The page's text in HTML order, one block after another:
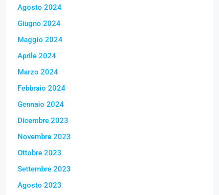
Agosto 2024
Giugno 2024
Maggio 2024
Aprile 2024
Marzo 2024
Febbraio 2024
Gennaio 2024
Dicembre 2023
Novembre 2023
Ottobre 2023
Settembre 2023
Agosto 2023